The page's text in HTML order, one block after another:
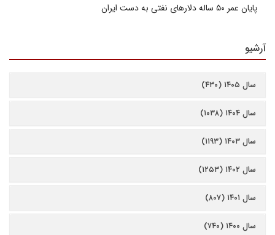
پایان عمر ۵۰ ساله دلارهای نفتی به دست ایران
آرشیو
سال ۱۴۰۵ (۴۳۰)
سال ۱۴۰۴ (۱۰۳۸)
سال ۱۴۰۳ (۱۱۹۳)
سال ۱۴۰۲ (۱۲۵۳)
سال ۱۴۰۱ (۸۰۷)
سال ۱۴۰۰ (۷۴۰)